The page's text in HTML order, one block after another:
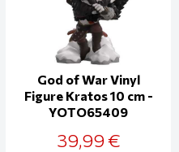
God of War Vinyl
Figure Kratos 10 cm -
YOTO65409
39,99 €